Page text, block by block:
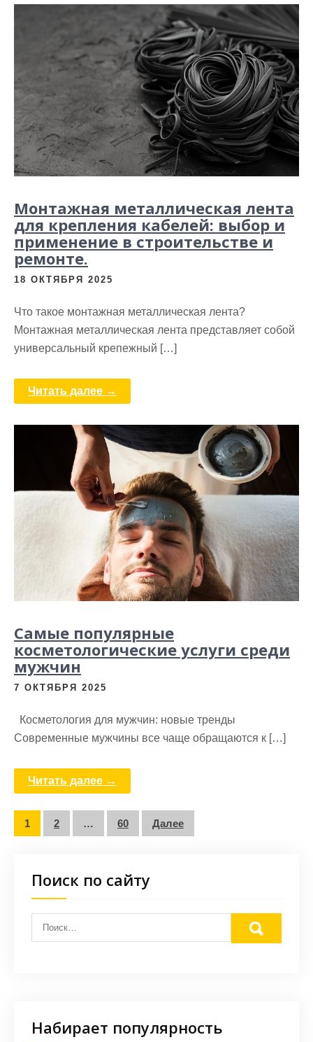
Монтажная металлическая лента
для крепления кабелей: выбор и
применение в строительстве и
ремонте.
18 ОКТЯБРЯ 2025
Что такое монтажная металлическая лента?
Монтажная металлическая лента представляет собой
универсальный крепежный […]
Читать далее →
Самые популярные
косметологические услуги среди
мужчин
7 ОКТЯБРЯ 2025
Косметология для мужчин: новые тренды
Современные мужчины все чаще обращаются к […]
Читать далее →
Пагинация
1 2 … 60 Далее
Поиск по сайту
Набирает популярность